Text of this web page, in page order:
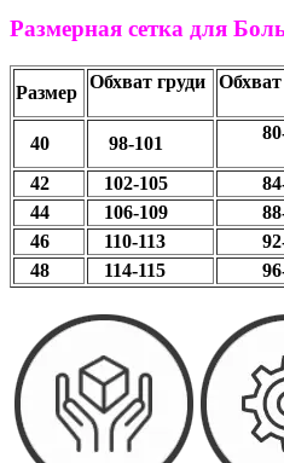
Размерная сетка для
Размер
Обхват груди
40 98-101
42 102-105 84-
44
106-109 88-
46
110-113 92-
48
114-115 96-